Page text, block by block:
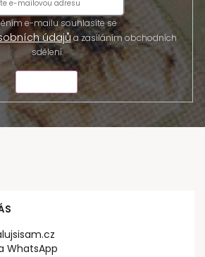
e-mailu souhlasíte se
údajůa zasíláním obchodních
sdělení.
WhatsApp